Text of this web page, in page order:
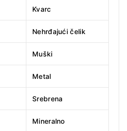
Kvarc
Nehrđajući čelik
Muški
Metal
Srebrena
Mineralno